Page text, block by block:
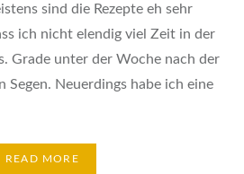
sind die Rezepte eh sehr
ich nicht elendig viel Zeit in der
Grade unter der Woche nach der
Segen. Neuerdings habe ich eine
READ MORE